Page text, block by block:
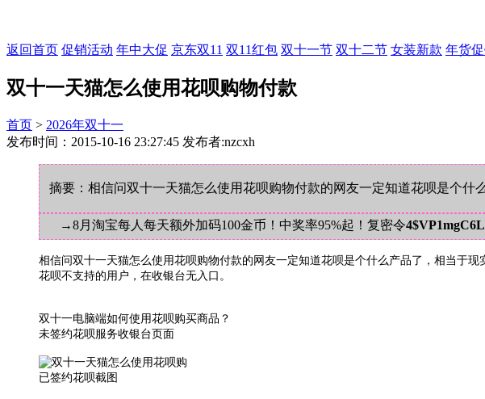
返回首页 促销活动 年中大促 京东双11 双11红包 双十一节 双十二节 女装新款 年货
双十一天猫怎么使用花呗购物付款
首页 > 2026年双十一
发布时间：2015-10-16 23:27:45 发布者:nzcxh
摘要：相信问双十一天猫怎么使用花呗购物付款的网友一定知道花呗是个什
→8月淘宝每人每天额外加码100金币！中奖率95%起！复密令
相信问双十一天猫怎么使用花呗购物付款的网友一定知道花呗是个什么产品了，相当于
花呗不支持的用户，在收银台无入口。
双十一电脑端如何使用花呗购买商品？
未签约花呗服务收银台页面
已签约花呗截图